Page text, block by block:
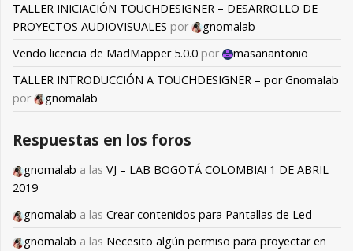
TALLER INICIACIÓN TOUCHDESIGNER – DESARROLLO DE
PROYECTOS AUDIOVISUALES por
gnomalab
Vendo licencia de MadMapper 5.0.0 por
masanantonio
TALLER INTRODUCCIÓN A TOUCHDESIGNER – por Gnomalab
por
gnomalab
Respuestas en los foros
gnomalab a las VJ – LAB BOGOTÁ COLOMBIA! 1 DE ABRIL
2019
gnomalab a las Crear contenidos para Pantallas de Led
gnomalab a las Necesito algún permiso para proyectar en